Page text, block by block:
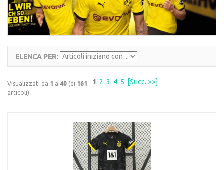
ELENCA PER:
Visualizzati da 1 a 40 (di 161
articoli)
1 2 3 4 5 [Succ. >>]